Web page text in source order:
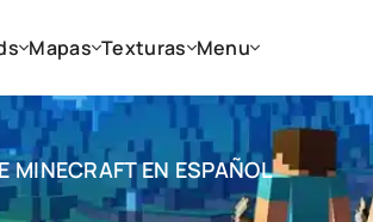
Mapas Texturas Menu
MINECRAFT EN ESPAÑOL